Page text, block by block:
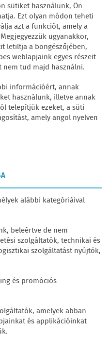
sütiket használunk, Ön
Ezt olyan módon teheti
azt a funkciót, amely a
ugyanakkor,
letiltja a böngészőjében,
weblapjaink egyes részeit
nem tud majd használni.
információért, annak
használunk, illetve annak
telepítjük ezeket, a süti
amely angol nyelven
alábbi kategóriáival
beleértve de nem
szolgáltatók, technikai és
szolgáltatást nyújtók,
és promóciós
amelyek abban
és applikációinkat